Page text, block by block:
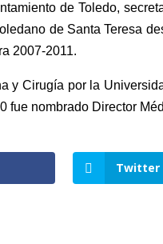
de Toledo,
de Santa Teresa
2007-2011.
y Cirugía por la
fue nombrado Director
Twitter